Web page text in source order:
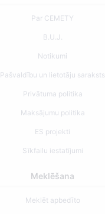
Par CEMETY
B.U.J.
Notikumi
Pašvaldību un lietotāju saraksts
Privātuma politika
Maksājumu politika
ES projekti
Sīkfailu iestatījumi
Meklēšana
Meklēt apbedīto